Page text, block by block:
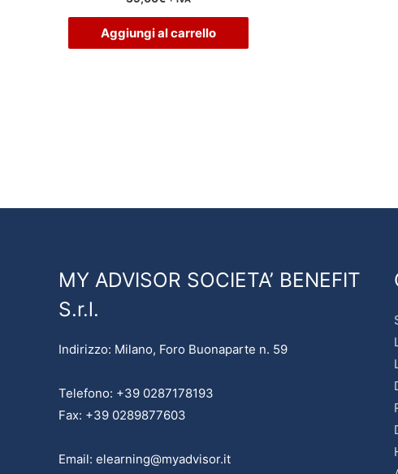
Aggiungi al carrello
MY ADVISOR SOCIETA’ BENEFIT
S.r.l.
Indirizzo: Milano, Foro Buonaparte n. 59
Telefono: +39 0287178193
Fax: +39 0289877603
Email: elearning@myadvisor.it